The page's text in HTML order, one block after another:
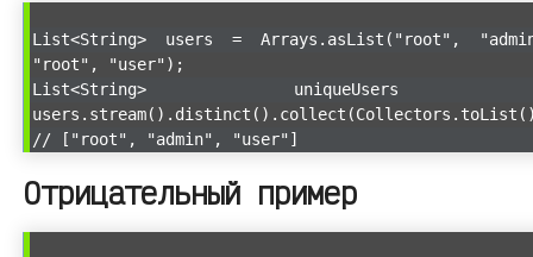
List<String> users = Arrays.asList("root",
"root", "user");
List<String> uniqueUsers
// ["root", "admin", "user"]
Отрицательный пример